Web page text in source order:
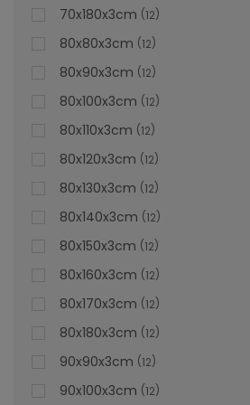
Cădiță De Duș Dalia,
Vă prezentăm cădița de duș Dalia
70x180x3cm 12
80x80x3cm 12
80x90x3cm 12
80x100x3cm 12
80x110x3cm 12
80x120x3cm 12
80x130x3cm 12
80x140x3cm 12
80x150x3cm 12
80x160x3cm 12
80x170x3cm 12
80x180x3cm 12
90x90x3cm 12
90x100x3cm 12